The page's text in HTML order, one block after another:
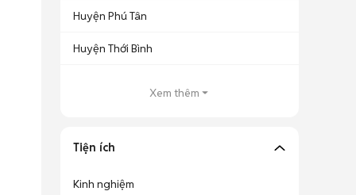
Huyện Phú Tân
Huyện Thới Bình
Xem thêm
Tiện ích
Kinh nghiệm